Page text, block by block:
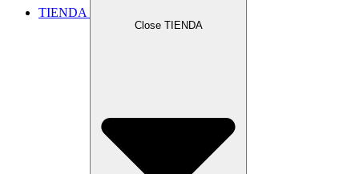
TIENDA
Close TIENDA